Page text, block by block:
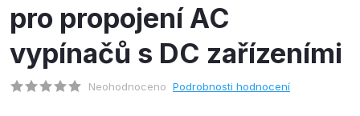
pro propojení AC
vypínačů s DC zařízeními
Neohodnoceno Podrobnosti hodnocení